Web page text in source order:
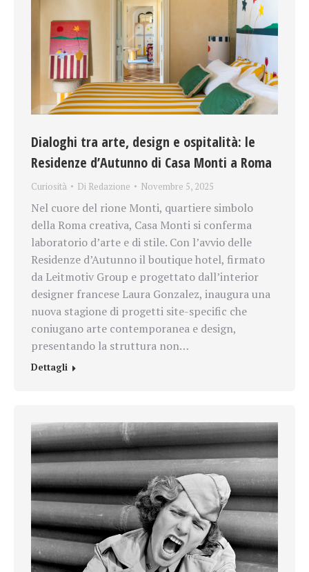
Dialoghi tra arte, design e ospitalità: le
Residenze d’Autunno di Casa Monti a Roma
Curiosità Di Redazione Novembre 5, 2025
Nel cuore del rione Monti, quartiere simbolo
della Roma creativa, Casa Monti si conferma
laboratorio d’arte e di stile. Con l’avvio delle
Residenze d’Autunno il boutique hotel, firmato
da Leitmotiv Group e progettato dall’interior
designer francese Laura Gonzalez, inaugura una
nuova stagione di progetti site-specific che
coniugano arte contemporanea e design,
presentando la struttura non…
Dettagli